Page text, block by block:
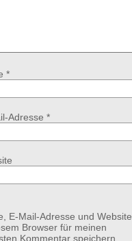
*
Adresse *
E-Mail-Adresse und Website
Browser für meinen
Kommentar speichern.